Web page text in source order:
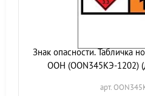
Знак опасности. Табличка
ООН (OON345КЭ-1202)
арт.